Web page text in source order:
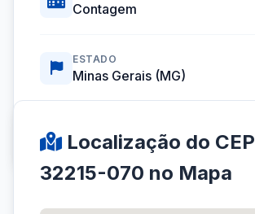
Contagem
ESTADO
Minas Gerais (MG)
Localização do CEP
32215-070 no Mapa